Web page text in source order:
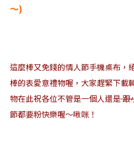
～)
這麼棒又免錢的情人節手機桌布，
棒的表愛意禮物喔，大家趕緊下載
物在此祝各位不管是一個人還是跟
節都要粉快樂喔～啾咪！